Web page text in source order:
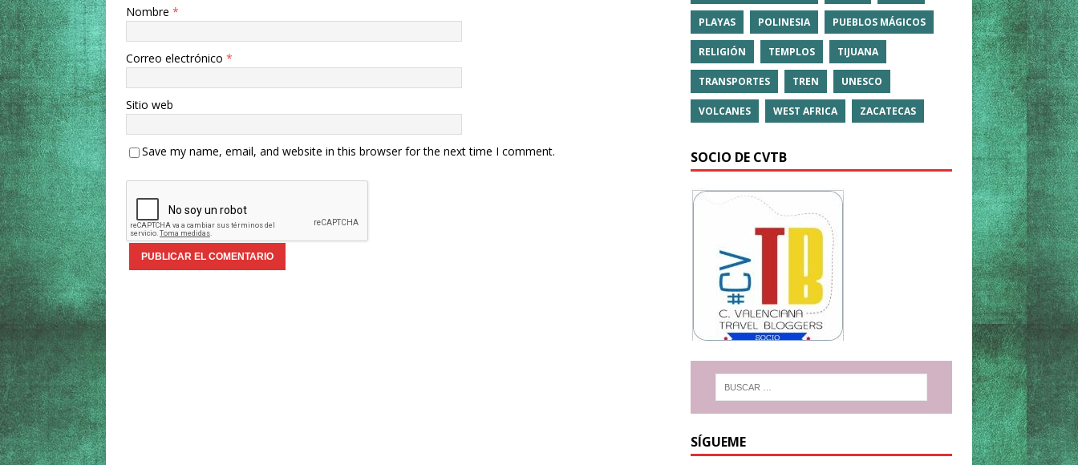
Nombre *
Correo electrónico *
Sitio web
Save my name, email, and website in this browser for the next time I comment.
PLAYAS POLINESIA PUEBLOS MÁGICOS
RELIGIÓN TEMPLOS TIJUANA
TRANSPORTES TREN UNESCO
VOLCANES WEST AFRICA ZACATECAS
SOCIO DE CVTB
SÍGUEME